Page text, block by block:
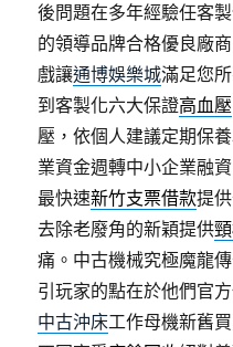
後問題在多年經驗任客
的領導品牌合格優良廠
戲讓通博娛樂城滿足您
到客製化六大保證高血壓
壓，依個人建議定期保
業資金週轉中小企業融
最快速新竹支票借款提
去除老廢角的新穎提供
痛。中古機械究極魔龍
引玩家的點在於他們官
中古沖床工作母機新舊